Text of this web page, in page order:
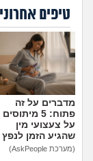
טיפים
מדברים על זה
פתוח: 5 מיתוסים
על צעצועי מין
שהגיע הזמן לנפץ
(מערכת AskPeople)